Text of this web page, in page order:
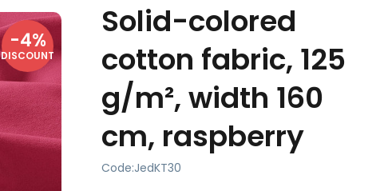
-4%
DISCOUNT
Solid-colored
cotton fabric, 125
g/m², width 160
cm, raspberry
Code:JedKT30